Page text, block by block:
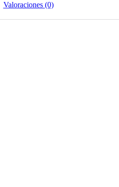
Valoraciones (0)